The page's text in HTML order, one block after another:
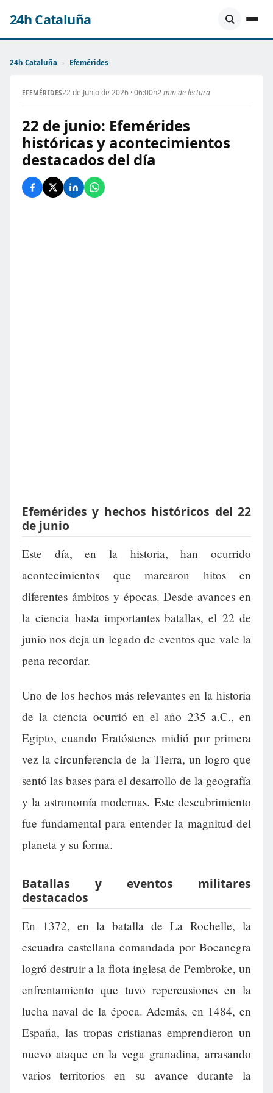
24h Cataluña
24h Cataluña › Efemérides
EFEMÉRIDES22 de Junio de 2026 · 06:00h2 min de lectura
22 de junio: Efemérides
históricas y acontecimientos
destacados del día
Efemérides y hechos históricos del 22
de junio
Este día, en la historia, han ocurrido
acontecimientos que marcaron hitos en
diferentes ámbitos y épocas. Desde avances en
la ciencia hasta importantes batallas, el 22 de
junio nos deja un legado de eventos que vale la
pena recordar.
Uno de los hechos más relevantes en la historia
de la ciencia ocurrió en el año 235 a.C., en
Egipto, cuando Eratóstenes midió por primera
vez la circunferencia de la Tierra, un logro que
sentó las bases para el desarrollo de la geografía
y la astronomía modernas. Este descubrimiento
fue fundamental para entender la magnitud del
planeta y su forma.
Batallas y eventos militares
destacados
En 1372, en la batalla de La Rochelle, la
escuadra castellana comandada por Bocanegra
logró destruir a la flota inglesa de Pembroke, un
enfrentamiento que tuvo repercusiones en la
lucha naval de la época. Además, en 1484, en
España, las tropas cristianas emprendieron un
nuevo ataque en la vega granadina, arrasando
varios territorios en su avance durante la